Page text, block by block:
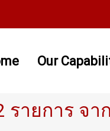
Our
รายการ จ